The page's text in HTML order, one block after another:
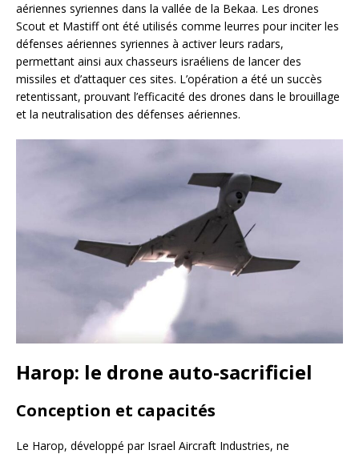
aériennes syriennes dans la vallée de la Bekaa. Les drones
Scout et Mastiff ont été utilisés comme leurres pour inciter les
défenses aériennes syriennes à activer leurs radars,
permettant ainsi aux chasseurs israéliens de lancer des
missiles et d’attaquer ces sites. L’opération a été un succès
retentissant, prouvant l’efficacité des drones dans le brouillage
et la neutralisation des défenses aériennes.
Harop: le drone auto-sacrificiel
Conception et capacités
Le Harop, développé par Israel Aircraft Industries, ne